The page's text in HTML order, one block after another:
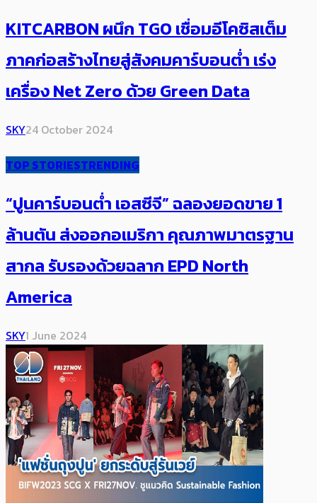
KITCARBON ผนึก TGO เชื่อม​อีโคซิสเต็ม
ภาคก่อสร้างไทยสู่​สังคมคาร์บอนต่ำ เร่ง
เครื่อง Net Zero ด้วย Green Data
SKY24 October 2024
TOP STORIESTRENDING
“ปูนคาร์บอนต่ำ เอสซีจี” ฉลองยอดขาย 1
ล้านตัน ส่งออกอเมริกา คุณภาพมาตรฐาน
สากล รับรองด้วยฉลาก EPD North
America
SKY1 June 2024